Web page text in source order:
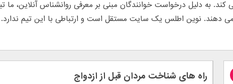
نوین اطلس یک سایت مستقل است و ارتباطی با این تیم ندارد.
راه های شناخت مردان قبل از ازدواج